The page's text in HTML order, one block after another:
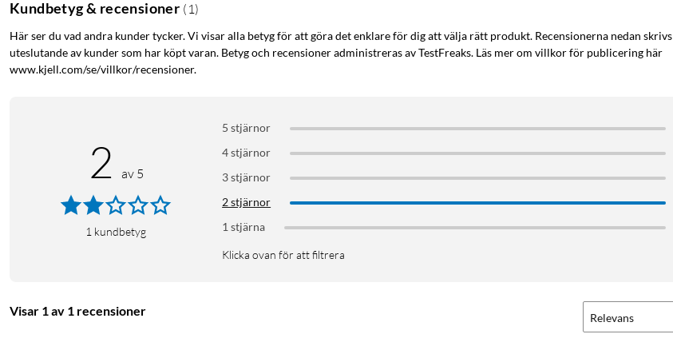
Funktioner
Öppen design - du hör din omgivning samtidigt som du lyssnar i hörlurarna
Sköna att bära tack vare sin låga vikt och ergonomiska utformning
Utmärkta för samtal i arbetsmiljö eller utomhus
10:e generationens benledningsteknik garanterar klart och tydligt ljud
Kundbetyg & recensioner ( 1 )
Här ser du vad andra kunder tycker. Vi visar alla betyg för att göra det enklare för dig att välja rätt produkt. Recensionerna nedan skrivs
uteslutande av kunder som har köpt varan. Betyg och recensioner administreras av TestFreaks. Läs mer om villkor för publicering här
www.kjell.com/se/villkor/recensioner.
2 av 5
1 kundbetyg
5 stjärnor
4 stjärnor
3 stjärnor
2 stjärnor
1 stjärna
Klicka ovan för att filtrera
Visar 1 av 1 recensioner Relevans